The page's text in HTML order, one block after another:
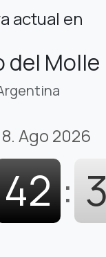
actual en
del Molle
Ago 2026
42 :